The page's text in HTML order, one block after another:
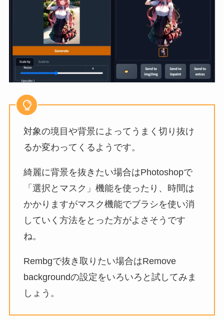
対象の境目や背景によってうまく切り抜け
るか変わってくるようです。
綺麗に背景を抜きたい場合はPhotoshopで
「選択とマスク」機能を使ったり、時間は
かかりますがマスク機能でブラシを使い消
していく方法をとった方がよさそうです
ね。
Rembgで抜き取りたい場合はRemove
backgroundの設定をいろいろと試してみま
しょう。